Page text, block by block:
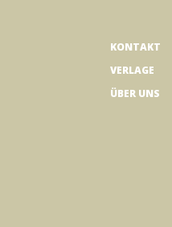
KONTAKT
VERLAGE
ÜBER UNS